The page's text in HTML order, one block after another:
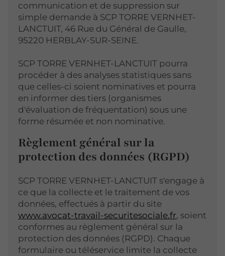
communication et de suppression sur
simple demande à SCP TORRE VERNHET-
LANCTUIT, 46 Rue du Général de Gaulle,
95220 HERBLAY-SUR-SEINE.
SCP TORRE VERNHET-LANCTUIT pourra
procéder à des analyses statistiques sans
que celles-ci soient nominatives et pourra
en informer des tiers (organismes
d'évaluation de fréquentation) sous une
forme résumée et non nominative.
Règlement général sur la
protection des données (RGPD)
SCP TORRE VERNHET-LANCTUIT s'engage à
ce que la collecte et le traitement de vos
données, effectués à partir du site
www.avocat-travail-securitesociale.fr, soient
conformes au règlement général sur la
protection des données (RGPD). Chaque
formulaire ou téléservice limite la collecte